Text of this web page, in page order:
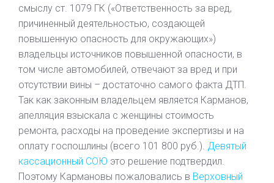
смыслу ст. 1079 ГК («Ответственность за вред,
причиненный деятельностью, создающей
повышенную опасность для окружающих»)
владельцы источников повышенной опасности, в
том числе автомобилей, отвечают за вред и при
отсутствии вины – достаточно самого факта ДТП.
Так как законным владельцем является Карманов,
апелляция взыскала с женщины стоимость
ремонта, расходы на проведение экспертизы и на
оплату госпошлины (всего 101 800 руб.). Девятый
кассационный СОЮ это решение подтвердил.
Поэтому Кармановы пожаловались в Верховный